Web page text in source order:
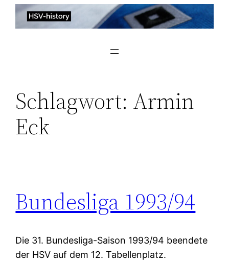
Zum
Inhalt
Schlagwort: Armin
Eck
Bundesliga 1993/94
Die 31. Bundesliga-Saison 1993/94 beendete
der HSV auf dem 12. Tabellenplatz.